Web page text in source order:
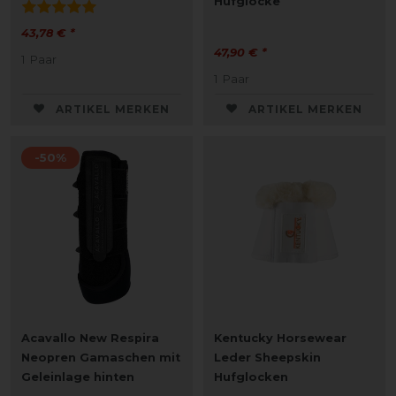
43,78 € *
1 Paar
ARTIKEL MERKEN
47,90 € *
1 Paar
ARTIKEL MERKEN
-50%
Acavallo New Respira
Neopren Gamaschen mit
Geleinlage hinten
Kentucky Horsewear
Leder Sheepskin
Hufglocken